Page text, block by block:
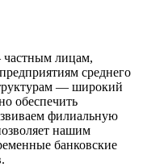
частным лицам,
среднего
— широкий
обеспечить
филиальную
нашим
банковские